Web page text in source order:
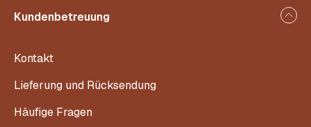
Kundenbetreuung
Kontakt
Lieferung und Rücksendung
Häufige Fragen